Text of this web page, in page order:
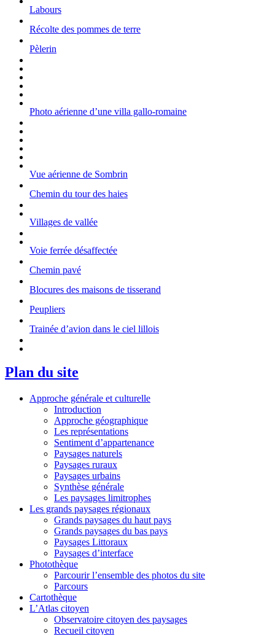
Labours
Récolte des pommes de terre
Pèlerin
Photo aérienne d’une villa gallo-romaine
Vue aérienne de Sombrin
Chemin du tour des haies
Villages de vallée
Voie ferrée désaffectée
Chemin pavé
Blocures des maisons de tisserand
Peupliers
Trainée d’avion dans le ciel lillois
Plan du site
Approche générale et culturelle
Introduction
Approche géographique
Les représentations
Sentiment d’appartenance
Paysages naturels
Paysages ruraux
Paysages urbains
Synthèse générale
Les paysages limitrophes
Les grands paysages régionaux
Grands paysages du haut pays
Grands paysages du bas pays
Paysages Littoraux
Paysages d’interface
Photothèque
Parcourir l’ensemble des photos du site
Parcours
Cartothèque
L’Atlas citoyen
Observatoire citoyen des paysages
Recueil citoyen